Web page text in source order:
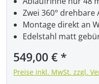
Regulärer Preis:
549,00 €
Preise inkl. MwSt. zzgl.
Zwei 360° drehbare
Montage direkt an
Edelstahl matt